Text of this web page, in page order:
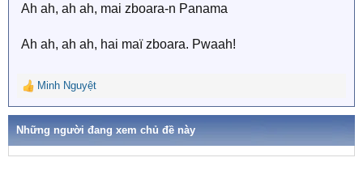
Ah ah, ah ah, mai zboara-n Panama
Ah ah, ah ah, hai maï zboara. Pwaah!
R
e
c
t
Minh Nguyệt
Những người đang xem chủ đề này